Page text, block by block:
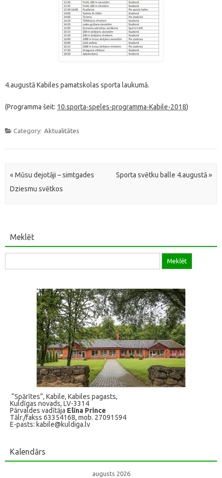
4.augustā Kabiles pamatskolas sporta laukumā.
(Programma šeit: 10.sporta-speles-programma-Kabile-2018)
Category: Aktualitātes
Post navigation
«Mūsu dejotāji – simtgades
Dziesmu svētkos
Sporta svētku balle 4.augustā»
Meklēt
“Spārītes”, Kabile, Kabiles pagasts,
Kuldīgas novads, LV-3314
Pārvaldes vadītāja Elīna Prince
Tālr./fakss 63354168, mob. 27091594
E-pasts: kabile@kuldiga.lv
Kalendārs
augusts 2026